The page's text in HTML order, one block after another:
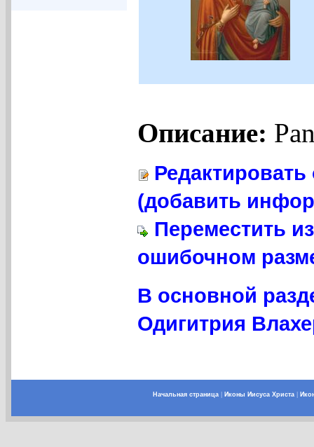
Описание:
(добавить
Переместить
ошибочном
В основной
Одигитрия
Начальная страница| Иконы Иисуса Христа|